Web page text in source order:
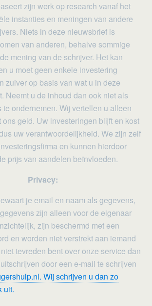
zijn werk op research vanaf het
instanties en meningen van andere
Niets in deze nieuwsbrief is
van anderen, behalve sommige
mening van de schrijver. Het kan
u moet geen enkele investering
zuiver op basis van wat u in deze
Neemt u de inhoud dan ook niet als
te ondernemen. Wij vertellen u alleen
ons geld. Uw investeringen blijft en kost
uw verantwoordelijkheid. We zijn zelf
en kunnen hierdoor
prijs van aandelen beïnvloeden.
Privacy:
je email en naam als gegevens,
zijn alleen voor de eigenaar
zijn beschermd met een
en worden niet verstrekt aan iemand
tevreden bent over onze service dan
door een e-mail te schrijven
Wij schrijven u dan zo
uit.